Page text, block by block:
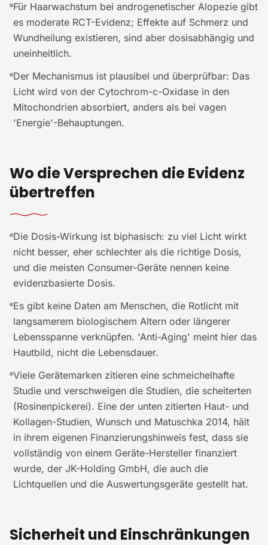
Für Haarwachstum bei androgenetischer Alopezie gibt
es moderate RCT-Evidenz; Effekte auf Schmerz und
Wundheilung existieren, sind aber dosisabhängig und
uneinheitlich.
Der Mechanismus ist plausibel und überprüfbar: Das
Licht wird von der Cytochrom-c-Oxidase in den
Mitochondrien absorbiert, anders als bei vagen
'Energie'-Behauptungen.
Wo die Versprechen die Evidenz
übertreffen
Die Dosis-Wirkung ist biphasisch: zu viel Licht wirkt
nicht besser, eher schlechter als die richtige Dosis,
und die meisten Consumer-Geräte nennen keine
evidenzbasierte Dosis.
Es gibt keine Daten am Menschen, die Rotlicht mit
langsamerem biologischem Altern oder längerer
Lebensspanne verknüpfen. 'Anti-Aging' meint hier das
Hautbild, nicht die Lebensdauer.
Viele Gerätemarken zitieren eine schmeichelhafte
Studie und verschweigen die Studien, die scheiterten
(Rosinenpickerei). Eine der unten zitierten Haut- und
Kollagen-Studien, Wunsch und Matuschka 2014, hält
in ihrem eigenen Finanzierungshinweis fest, dass sie
vollständig von einem Geräte-Hersteller finanziert
wurde, der JK-Holding GmbH, die auch die
Lichtquellen und die Auswertungsgeräte gestellt hat.
Sicherheit und Einschränkungen